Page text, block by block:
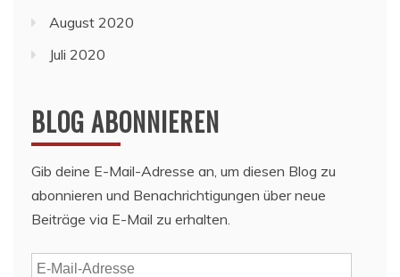
August 2020
Juli 2020
BLOG ABONNIEREN
Gib deine E-Mail-Adresse an, um diesen Blog zu
abonnieren und Benachrichtigungen über neue
Beiträge via E-Mail zu erhalten.
E-